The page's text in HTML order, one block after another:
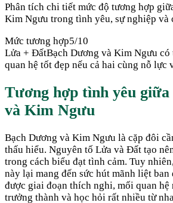
Phân tích chi tiết mức độ tương hợp
Kim Ngưu trong tình yêu, sự nghiệp và
Mức tương hợp5/10
Lửa + ĐấtBạch Dương và Kim Ngưu có
quan hệ tốt đẹp nếu cả hai cùng nỗ lực
Tương hợp tình yêu giữa
và Kim Ngưu
Bạch Dương và Kim Ngưu là cặp đôi
thấu hiểu. Nguyên tố Lửa và Đất tạo
trong cách biểu đạt tình cảm. Tuy
này lại mang đến sức hút mãnh liệt ban
được giai đoạn thích nghi, mối quan hệ
trưởng thành và học hỏi rất nhiều từ